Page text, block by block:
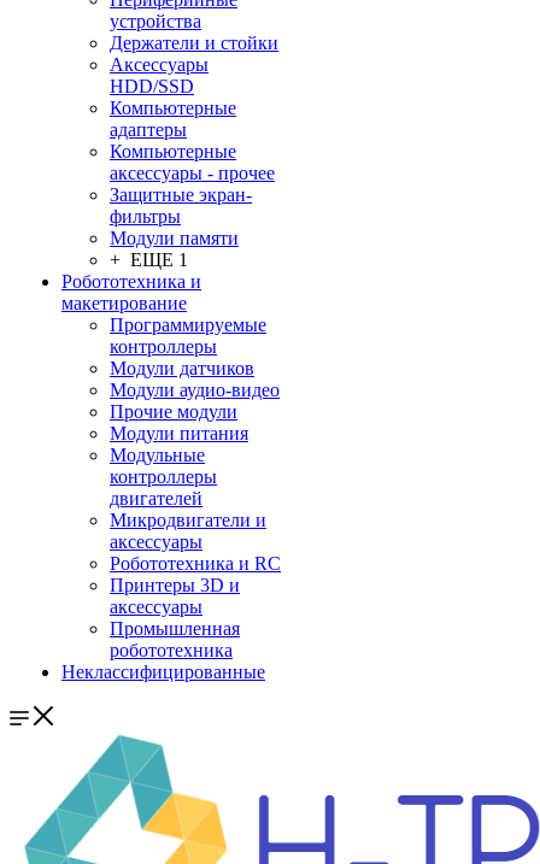
устройства
Держатели и стойки
Аксессуары
HDD/SSD
Компьютерные
адаптеры
Компьютерные
аксессуары - прочее
Защитные экран-
фильтры
Модули памяти
+ ЕЩЕ 1
Робототехника и
макетирование
Программируемые
контроллеры
Модули датчиков
Модули аудио-видео
Прочие модули
Модули питания
Модульные
контроллеры
двигателей
Микродвигатели и
аксессуары
Робототехника и RC
Принтеры 3D и
аксессуары
Промышленная
робототехника
Неклассифицированные